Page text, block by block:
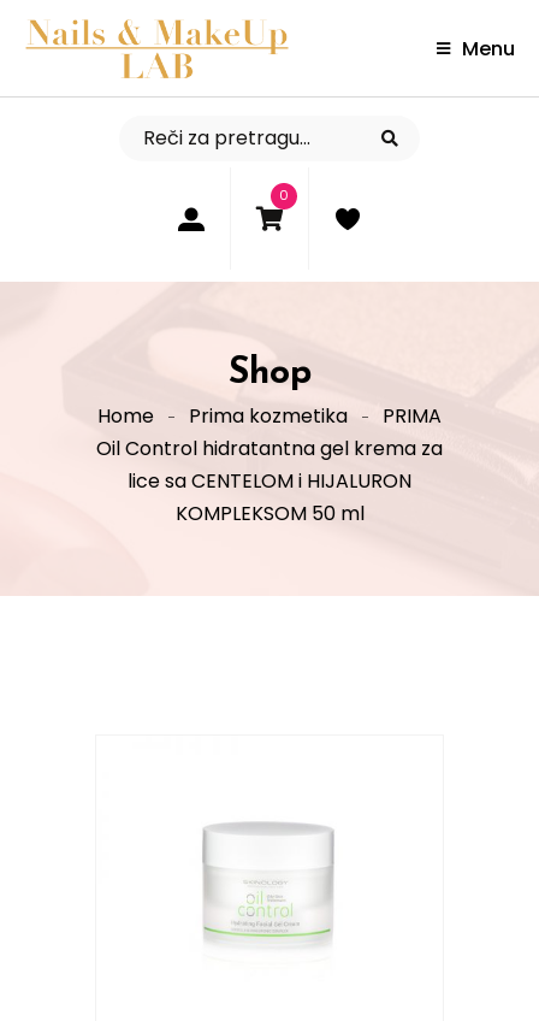
Menu
0
Shop
Home Prima kozmetika
PRIMA
Oil Control hidratantna gel krema za
lice sa CENTELOM i HIJALURON
KOMPLEKSOM 50 ml